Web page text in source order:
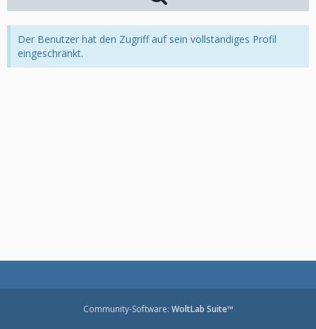
Der Benutzer hat den Zugriff auf sein vollständiges Profil
eingeschränkt.
Community-Software: WoltLab Suite™